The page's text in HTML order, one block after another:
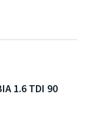
1.6 TDI 90